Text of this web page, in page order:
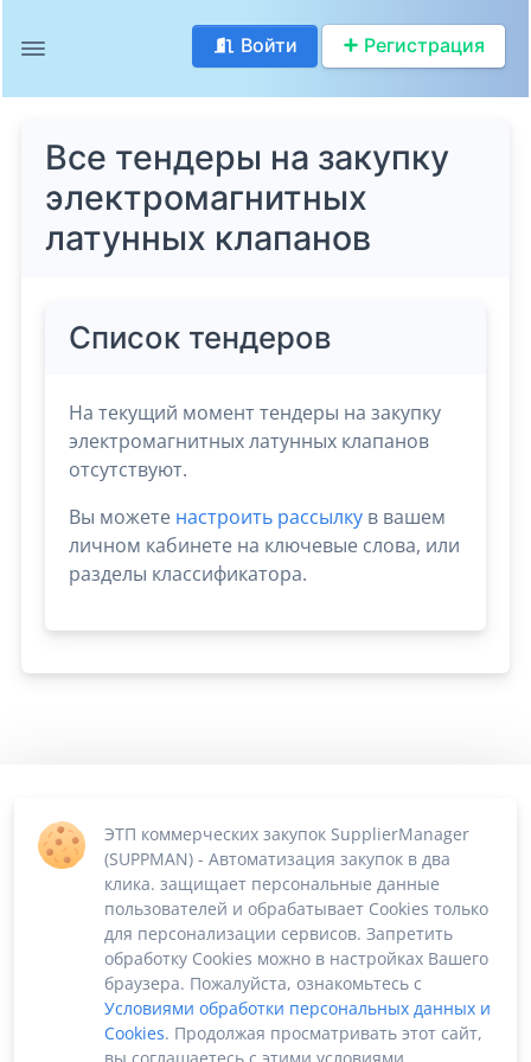
Войти Регистрация
Все тендеры на закупку
электромагнитных
латунных клапанов
Список тендеров
На текущий момент тендеры на закупку
электромагнитных латунных клапанов
отсутствуют.
Вы можете настроить рассылку в вашем
личном кабинете на ключевые слова, или
разделы классификатора.
ЭТП коммерческих закупок SupplierManager
(SUPPMAN) - Автоматизация закупок в два
клика. защищает персональные данные
пользователей и обрабатывает Cookies только
для персонализации сервисов. Запретить
обработку Cookies можно в настройках Вашего
браузера. Пожалуйста, ознакомьтесь с
Условиями обработки персональных данных и
Cookies. Продолжая просматривать этот сайт,